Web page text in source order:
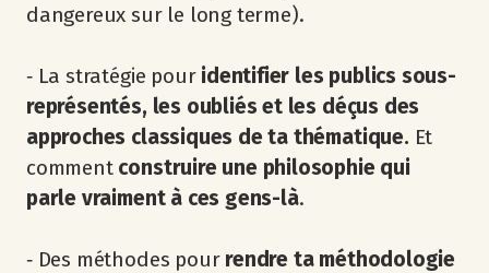
dangereux sur le long terme).
‐ La stratégie pour identifier les publics sous-
représentés, les oubliés et les déçus des
approches classiques de ta thématique. Et
comment construire une philosophie qui
parle vraiment à ces gens-là.
‐ Des méthodes pour rendre ta méthodologie